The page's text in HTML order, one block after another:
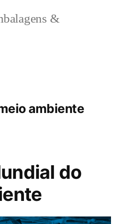
&
ambiente
do